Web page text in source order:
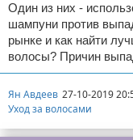
Один из них -
шампуни против
рынке и как найти
волосы? Причин
Ян Авдеев 27-10-2019
Уход за волосами